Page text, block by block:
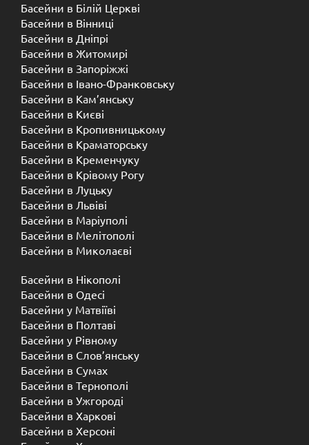
Басейни в Білій Церкві
Басейни в Вінниці
Басейни в Дніпрі
Басейни в Житомирі
Басейни в Запоріжжі
Басейни в Івано-Франковську
Басейни в Кам’янську
Басейни в Києві
Басейни в Кропивницькому
Басейни в Краматорську
Басейни в Кременчуку
Басейни в Крівому Рогу
Басейни в Луцьку
Басейни в Львіві
Басейни в Маріуполі
Басейни в Мелітополі
Басейни в Миколаєві
Басейни в Нікополі
Басейни в Одесі
Басейни у Матвіїві
Басейни в Полтаві
Басейни у ​​Рівному
Басейни в Слов’янську
Басейни в Сумах
Басейни в Тернополі
Басейни в Ужгороді
Басейни в Харкові
Басейни в Херсоні